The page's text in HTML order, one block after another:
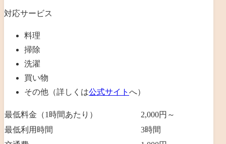
対応サービス
料理
掃除
洗濯
買い物
その他（詳しくは公式サイト へ）
最低料金（1時間あたり）
2,000円～
最低利用時間
3時間